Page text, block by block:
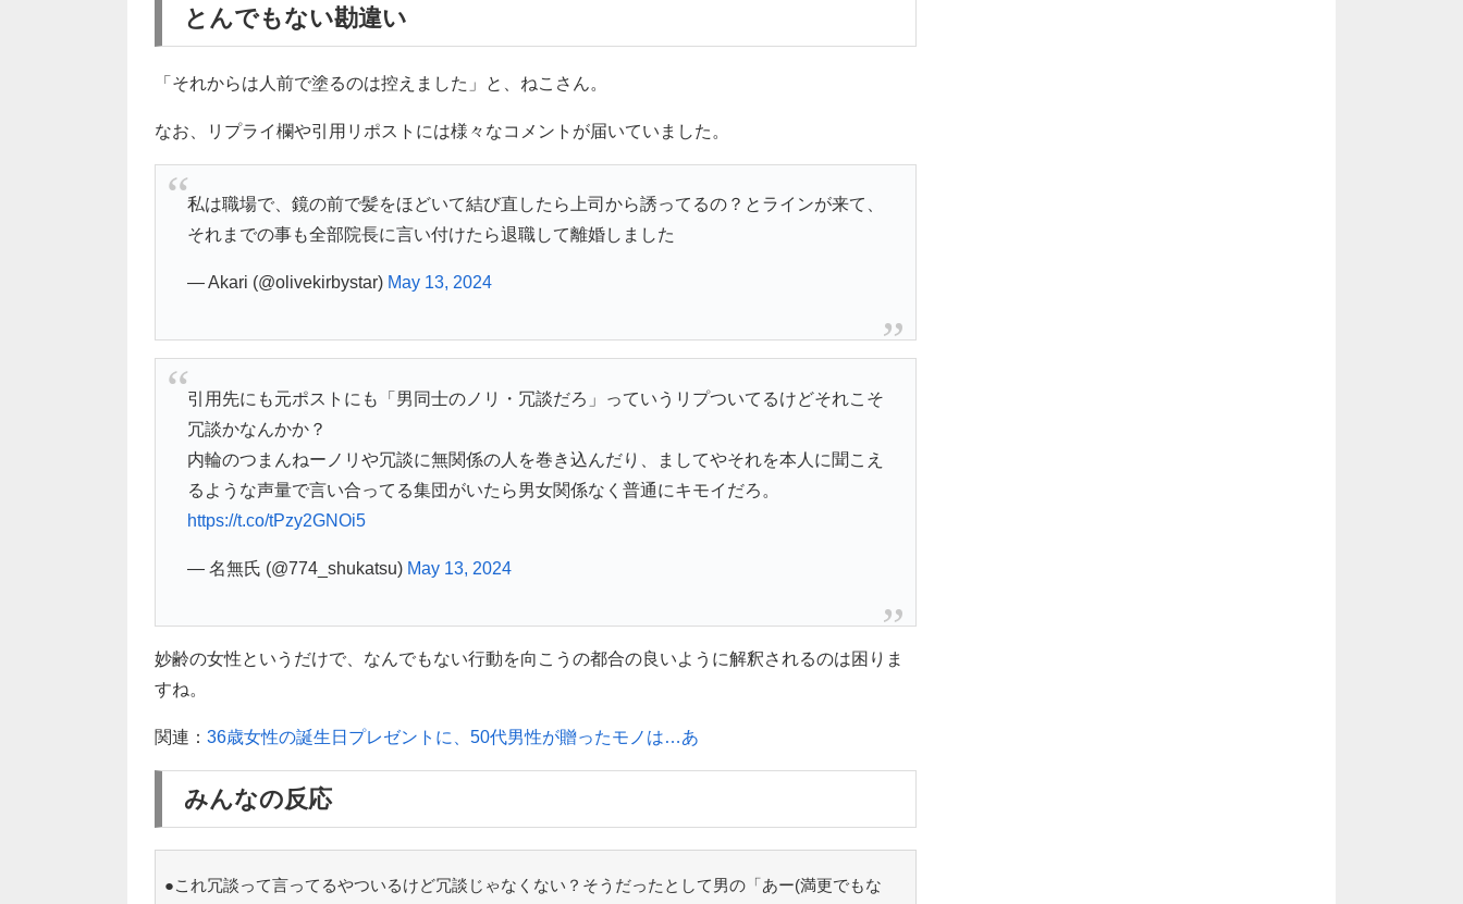
とんでもない勘違い
「それからは人前で塗るのは控えました」と、ねこさん。
なお、リプライ欄や引用リポストには様々なコメントが届いていました。
私は職場で、鏡の前で髪をほどいて結び直したら上司から誘ってるの？とラインが来て、
それまでの事も全部院長に言い付けたら退職して離婚しました
— Akari (@olivekirbystar) May 13, 2024
引用先にも元ポストにも「男同士のノリ・冗談だろ」っていうリプついてるけどそれこそ
冗談かなんかか？
内輪のつまんねーノリや冗談に無関係の人を巻き込んだり、ましてやそれを本人に聞こえ
るような声量で言い合ってる集団がいたら男女関係なく普通にキモイだろ。
https://t.co/tPzy2GNOi5
— 名無氏 (@774_shukatsu) May 13, 2024
妙齢の女性というだけで、なんでもない行動を向こうの都合の良いように解釈されるのは困りま
すね。
関連： 36歳女性の誕生日プレゼントに、50代男性が贈ったモノは…あ
みんなの反応
●これ冗談って言ってるやついるけど冗談じゃなくない？そうだったとして男の「あー(満更でもな